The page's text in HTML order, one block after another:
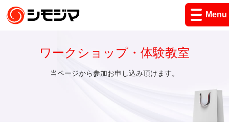
Menu
ワークショップ・体験教室
当ページから参加お申し込み頂けます。